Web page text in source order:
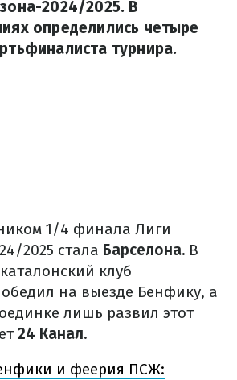
2024/2025. В
определились четыре
турнира.
1/4 финала Лиги
2025 стала Барселона. В
клуб
на выезде Бенфику, а
лишь развил этот
24 Канал.
и феерия ПСЖ: